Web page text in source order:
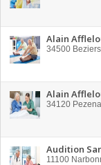
Alain
34500 Beziers
Alain
34120
Audition
11100